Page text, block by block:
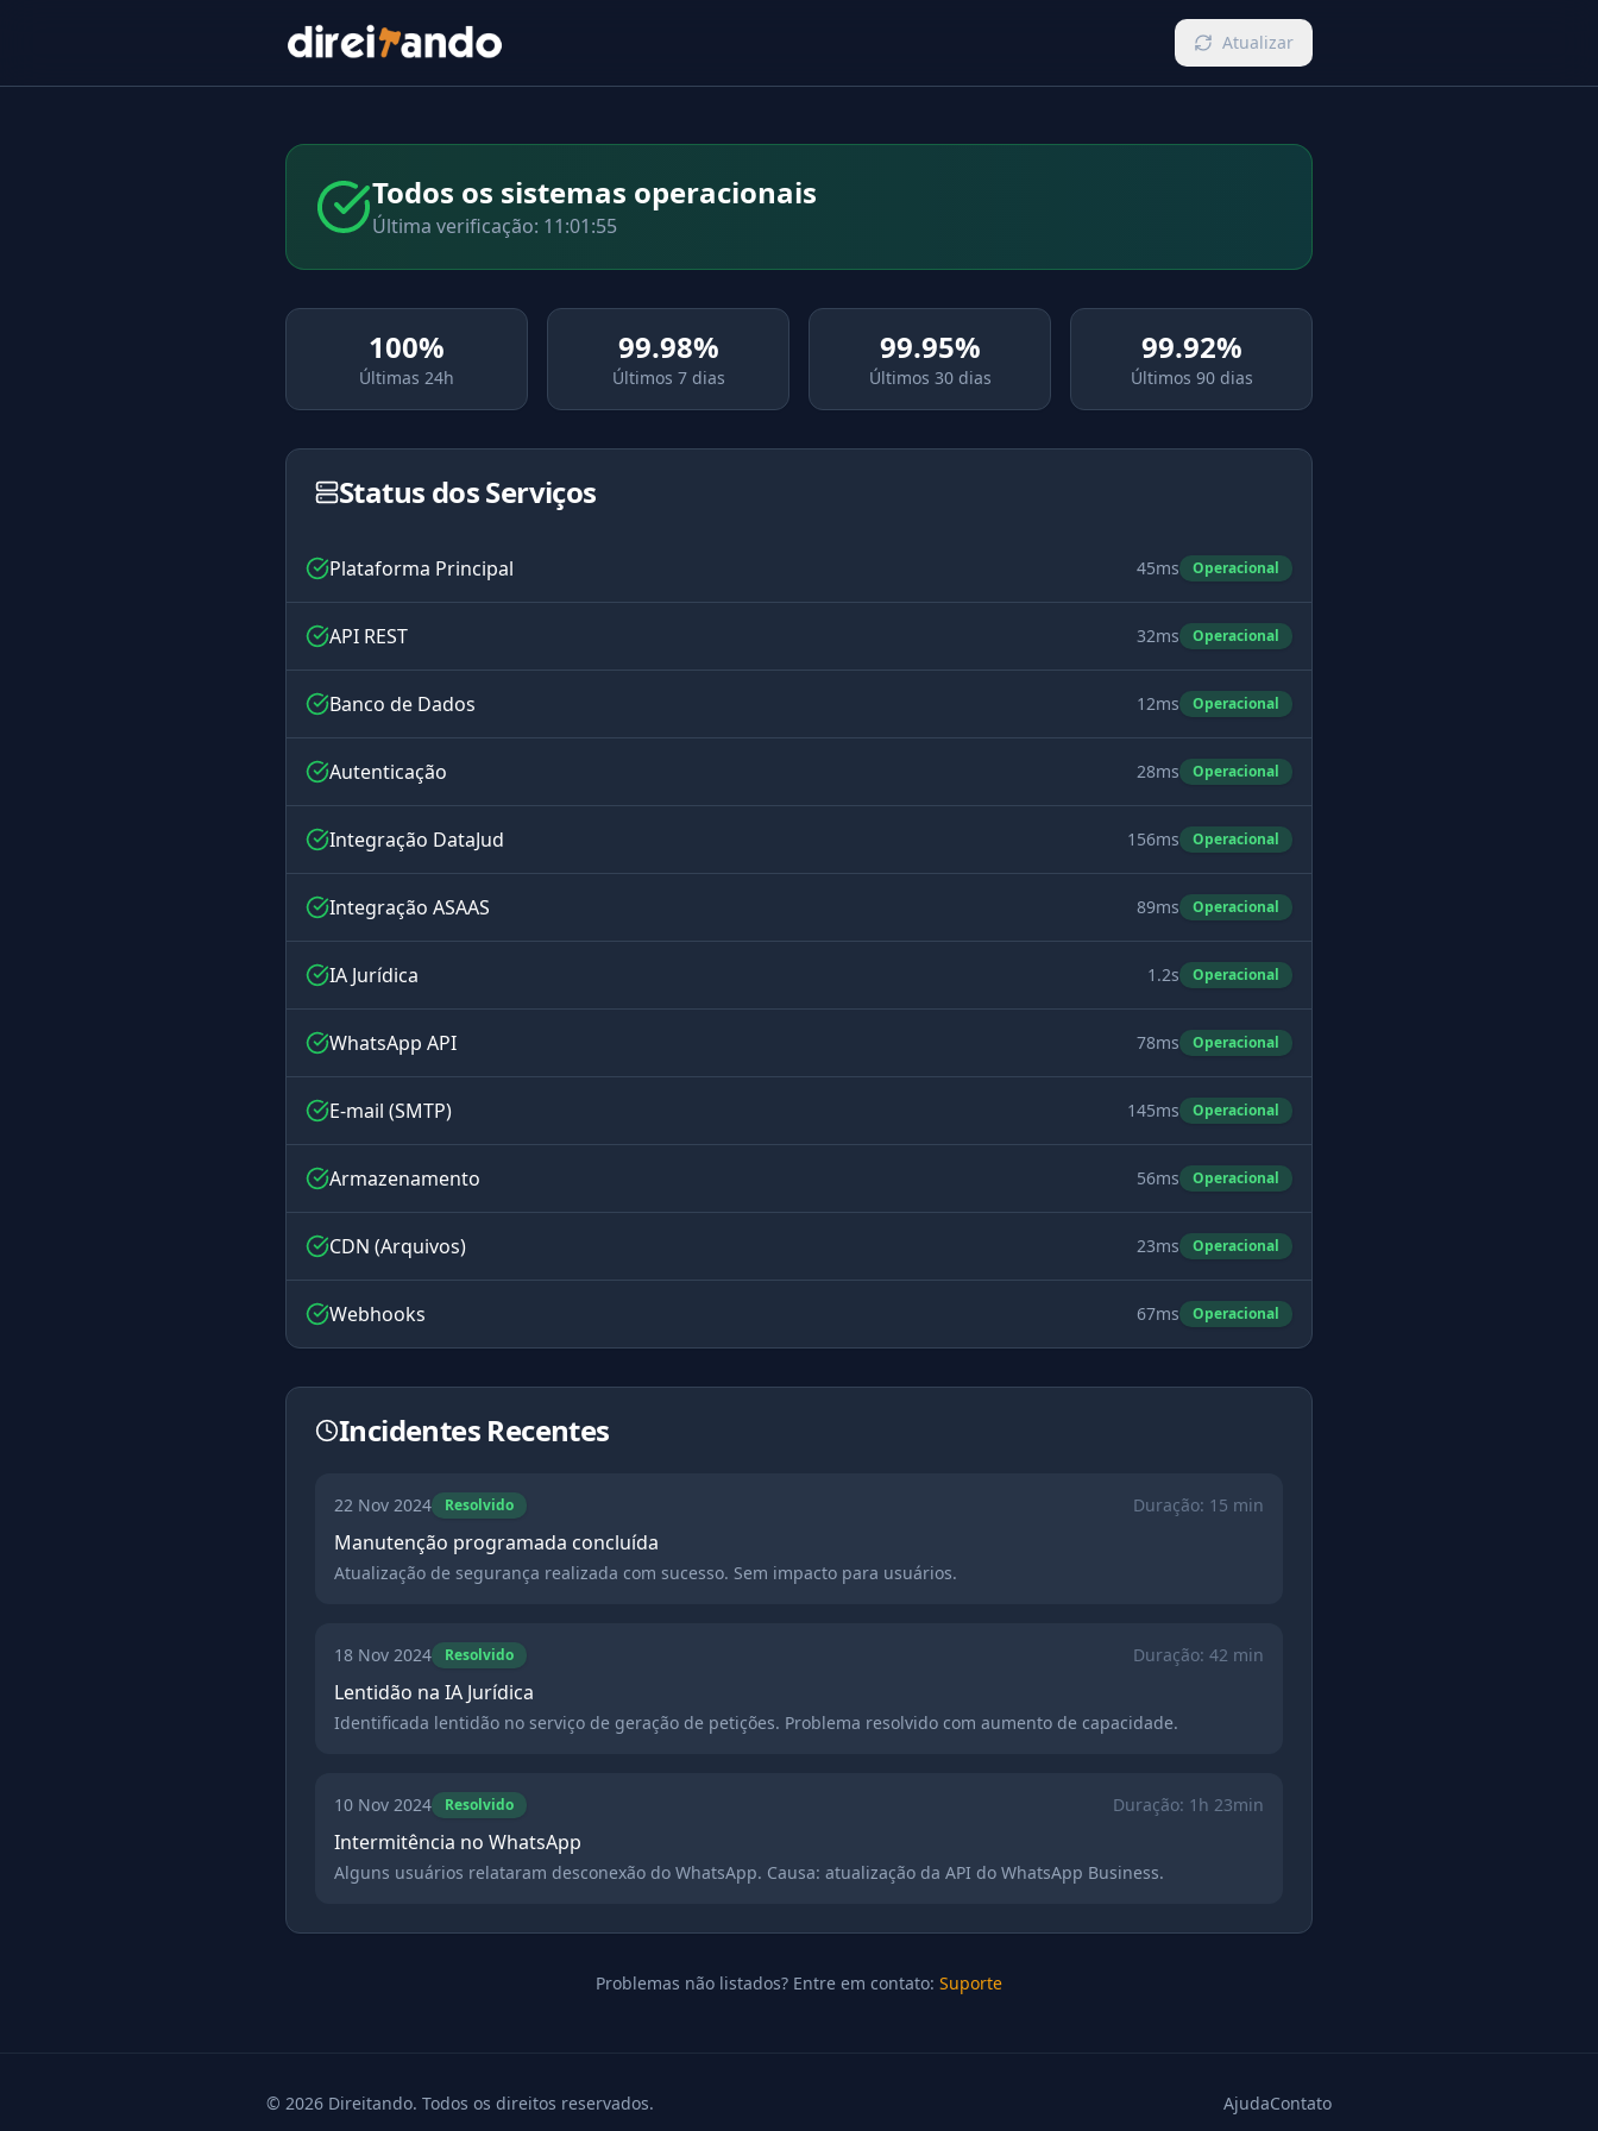
Atualizar
Todos os sistemas operacionais
Última verificação: 11:01:55
100%
Últimas 24h
99.98%
Últimos 7 dias
99.95%
Últimos 30 dias
99.92%
Últimos 90 dias
Status dos Serviços
Plataforma Principal 45ms Operacional
API REST 32ms Operacional
Banco de Dados 12ms Operacional
Autenticação 28ms Operacional
Integração DataJud 156ms Operacional
Integração ASAAS 89ms Operacional
IA Jurídica 1.2s Operacional
WhatsApp API 78ms Operacional
E-mail (SMTP) 145ms Operacional
Armazenamento 56ms Operacional
CDN (Arquivos) 23ms Operacional
Webhooks 67ms Operacional
Incidentes Recentes
22 Nov 2024 Resolvido Duração: 15 min
Manutenção programada concluída
Atualização de segurança realizada com sucesso. Sem impacto para usuários.
18 Nov 2024 Resolvido Duração: 42 min
Lentidão na IA Jurídica
Identificada lentidão no serviço de geração de petições. Problema resolvido com aumento de capacidade.
10 Nov 2024 Resolvido Duração: 1h 23min
Intermitência no WhatsApp
Alguns usuários relataram desconexão do WhatsApp. Causa: atualização da API do WhatsApp Business.
Problemas não listados? Entre em contato: Suporte
© 2026 Direitando. Todos os direitos reservados. AjudaContato